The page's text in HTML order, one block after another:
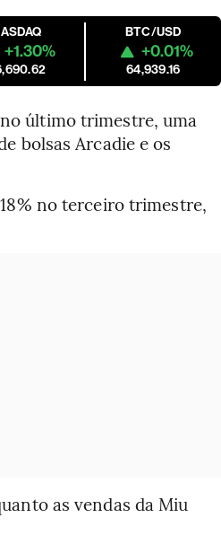
+1.30%
BTC/USD
+0.01%
64,939.16
último trimestre, uma
bolsas Arcadie e os
no terceiro trimestre,
as vendas da Miu